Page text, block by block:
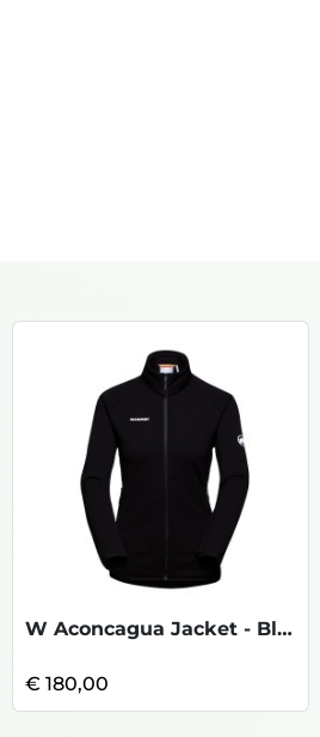
W Aconcagua Jacket - Black
€ 180,00